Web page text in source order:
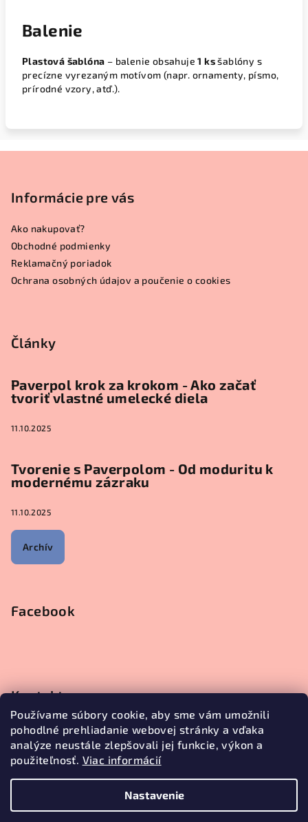
Používame súbory cookie, aby sme vám umožnili
pohodlné prehliadanie webovej stránky a vďaka
analýze neustále zlepšovali jej funkcie, výkon a
použiteľnosť. Viac informácií
Nastavenie
Balenie
Plastová šablóna – balenie obsahuje1 ksšablóny s
precízne vyrezaným motívom (napr. ornamenty, písmo,
prírodné vzory, atď.).
Informácie pre vás
Ako nakupovať?
Obchodné podmienky
Reklamačný poriadok
Ochrana osobných údajov a poučenie o cookies
Články
Paverpol krok za krokom - Ako začať
tvoriť vlastné umelecké diela
11.10.2025
Tvorenie s Paverpolom - Od moduritu k
modernému zázraku
11.10.2025
Archív
Facebook
Kontakt
objednavky@janetecreative.sk
+421905499957